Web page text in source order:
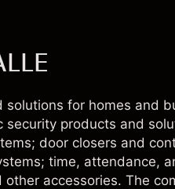
for homes and
products and
door closers and
time, attendance,
accessories. The